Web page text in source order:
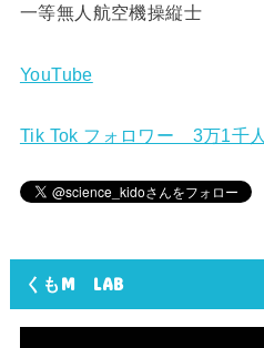
一等無人航空機操縦士
YouTube
Tik Tok フォロワー 3万1千人
くもM LAB